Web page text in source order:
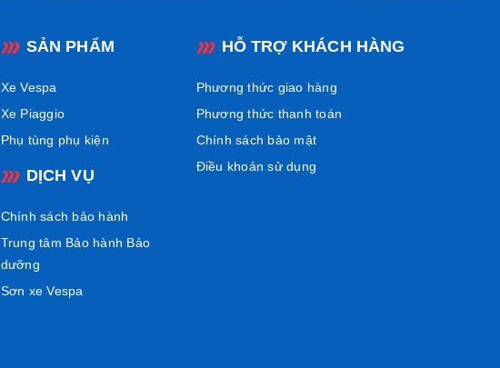
SẢN PHẨM
Xe Vespa
Xe Piaggio
Phụ tùng phụ kiện
DỊCH VỤ
Chính sách bảo hành
Trung tâm Bảo hành Bảo
dưỡng
Sơn xe Vespa
HỖ TRỢ KHÁCH HÀNG
Phương thức giao hàng
Phương thức thanh toán
Chính sách bảo mật
Điều khoản sử dụng